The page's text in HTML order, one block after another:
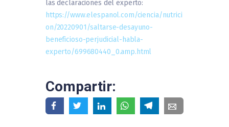
las declaraciones del experto:
https://www.elespanol.com/ciencia/nutrici
on/20220901/saltarse-desayuno-
beneficioso-perjudicial-habla-
experto/699680440_0.amp.html
Compartir: